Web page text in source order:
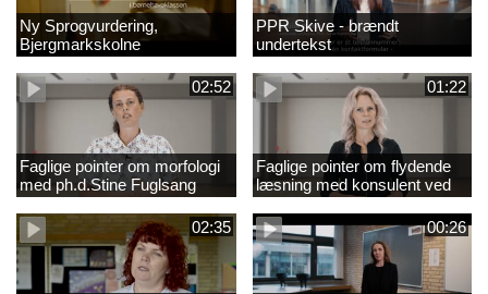
Ny Sprogvurdering,
Bjergmarkskolne
PPR Skive - brændt
undertekst
02:52
Faglige pointer om morfologi
med ph.d.Stine Fuglsang
Engmose
01:22
Faglige pointer om flydende
læsning med konsulent ved
CFU Louise Duus
02:35
00:26